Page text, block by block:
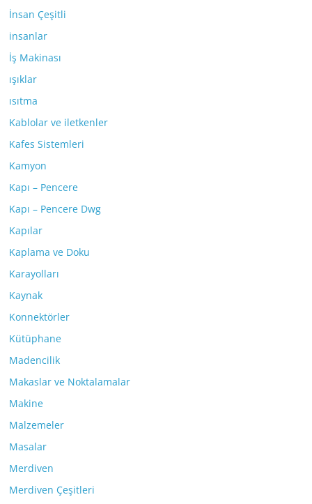
İnsan Çeşitli
insanlar
İş Makinası
ışıklar
ısıtma
Kablolar ve iletkenler
Kafes Sistemleri
Kamyon
Kapı – Pencere
Kapı – Pencere Dwg
Kapılar
Kaplama ve Doku
Karayolları
Kaynak
Konnektörler
Kütüphane
Madencilik
Makaslar ve Noktalamalar
Makine
Malzemeler
Masalar
Merdiven
Merdiven Çeşitleri